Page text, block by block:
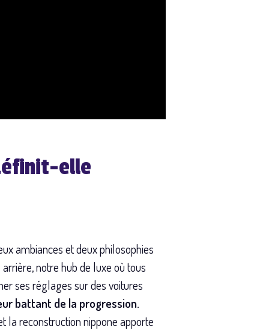
elle
ambiances et deux philosophies
arrière, notre hub de luxe où tous
ses réglages sur des voitures
battant de la progression.
la reconstruction nippone apporte